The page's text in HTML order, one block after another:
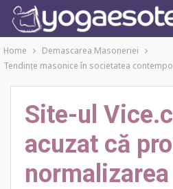
Home
Demascarea Masoneriei
Tendinţe masonice în societatea
Site-ul
acuzat că